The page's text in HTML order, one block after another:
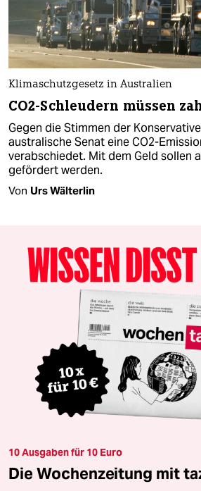
Klimaschutzgesetz in Australien
CO2-Schleudern müssen
Gegen die Stimmen der
australische Senat eine CO2-
verabschiedet. Mit dem Geld sollen
gefördert werden.
Von Urs Wälterlin
10 Ausgaben für 10 Euro
Die Wochenzeitung mit